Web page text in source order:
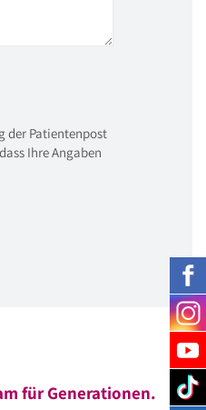
der Patientenpost
Ihre Angaben
für Generationen.